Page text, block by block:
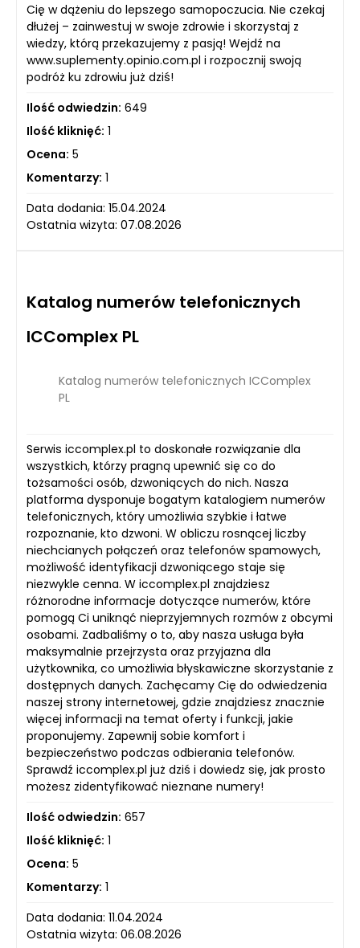
Cię w dążeniu do lepszego samopoczucia. Nie czekaj
dłużej – zainwestuj w swoje zdrowie i skorzystaj z
wiedzy, którą przekazujemy z pasją! Wejdź na
www.suplementy.opinio.com.pl i rozpocznij swoją
podróż ku zdrowiu już dziś!
Ilość odwiedzin: 649
Ilość kliknięć: 1
Ocena: 5
Komentarzy: 1
Data dodania: 15.04.2024
Ostatnia wizyta: 07.08.2026
Katalog numerów telefonicznych
ICComplex PL
Katalog numerów telefonicznych ICComplex
PL
Serwis iccomplex.pl to doskonałe rozwiązanie dla
wszystkich, którzy pragną upewnić się co do
tożsamości osób, dzwoniących do nich. Nasza
platforma dysponuje bogatym katalogiem numerów
telefonicznych, który umożliwia szybkie i łatwe
rozpoznanie, kto dzwoni. W obliczu rosnącej liczby
niechcianych połączeń oraz telefonów spamowych,
możliwość identyfikacji dzwoniącego staje się
niezwykle cenna. W iccomplex.pl znajdziesz
różnorodne informacje dotyczące numerów, które
pomogą Ci uniknąć nieprzyjemnych rozmów z obcymi
osobami. Zadbaliśmy o to, aby nasza usługa była
maksymalnie przejrzysta oraz przyjazna dla
użytkownika, co umożliwia błyskawiczne skorzystanie z
dostępnych danych. Zachęcamy Cię do odwiedzenia
naszej strony internetowej, gdzie znajdziesz znacznie
więcej informacji na temat oferty i funkcji, jakie
proponujemy. Zapewnij sobie komfort i
bezpieczeństwo podczas odbierania telefonów.
Sprawdź iccomplex.pl już dziś i dowiedz się, jak prosto
możesz zidentyfikować nieznane numery!
Ilość odwiedzin: 657
Ilość kliknięć: 1
Ocena: 5
Komentarzy: 1
Data dodania: 11.04.2024
Ostatnia wizyta: 06.08.2026